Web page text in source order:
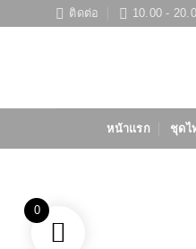
ติดต่อ 10.00 -
หน้าแรก ชุดไ
0